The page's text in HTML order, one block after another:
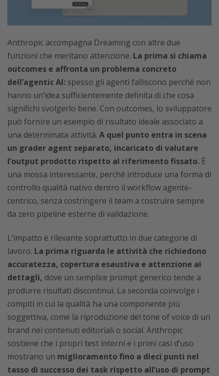
Anthropic accompagna Dreaming con altre due
funzioni che meritano attenzione. La prima si chiama
outcomes e affronta un problema concreto
dell’agentic AI: spesso gli agenti falliscono perché non
hanno un’idea sufficientemente definita di che cosa
significhi svolgerlo bene. Con outcomes, lo sviluppatore
può fornire un esempio di risultato ideale associato a
una determinata attività. A quel punto entra in scena
un grader agent separato, incaricato di valutare
l’output prodotto rispetto al riferimento fissato. È
una mossa interessante, perché introduce una forma di
controllo qualità nativo dentro il workflow agente-
centrico, senza costringere il team a costruire sempre
da zero pipeline esterne di validazione.
L’impatto è rilevante soprattutto in due categorie di
lavoro. La prima riguarda le attività che richiedono
accuratezza, copertura esaustiva e attenzione ai
dettagli, dove un semplice prompt generico tende a
produrre risultati discontinui. La seconda coinvolge i
compiti in cui la qualità ha una componente più
soggettiva, come la riproduzione del tone of voice di un
brand nei contenuti editoriali o social. Anthropic
sostiene che i propri test interni e i primi casi d’uso
mostrano un miglioramento fino a dieci punti nel
tasso di successo dei task rispetto all’uso di prompt